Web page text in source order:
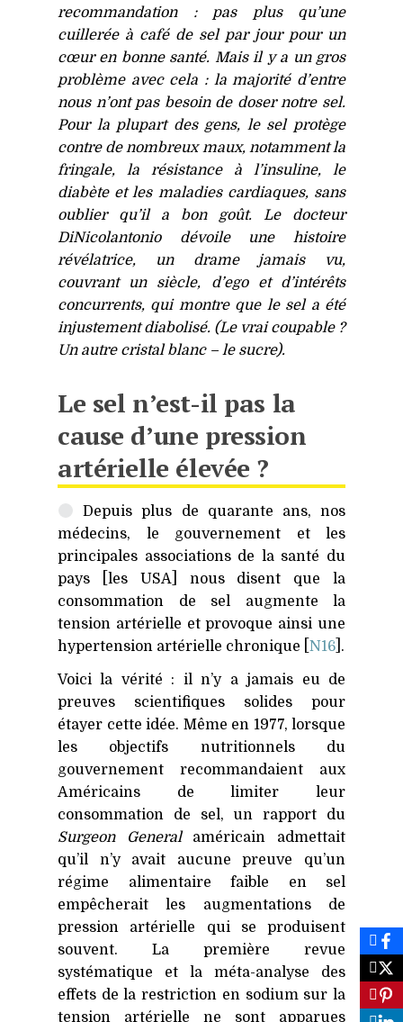
recommandation : pas plus qu’une
cuillerée à café de sel par jour pour un
cœur en bonne santé. Mais il y a un gros
problème avec cela : la majorité d’entre
nous n’ont pas besoin de doser notre sel.
Pour la plupart des gens, le sel protège
contre de nombreux maux, notamment la
fringale, la résistance à l’insuline, le
diabète et les maladies cardiaques, sans
oublier qu’il a bon goût. Le docteur
DiNicolantonio dévoile une histoire
révélatrice, un drame jamais vu,
couvrant un siècle, d’ego et d’intérêts
concurrents, qui montre que le sel a été
injustement diabolisé. (Le vrai coupable ?
Un autre cristal blanc – le sucre).
Le sel n’est-il pas la
cause d’une pression
artérielle élevée ?
Depuis plus de quarante ans, nos
médecins, le gouvernement et les
principales associations de la santé du
pays [les
USA] nous disent que la
consommation de sel augmente la
tension artérielle et provoque ainsi une
hypertension artérielle chronique [ N16 ].
Voici la vérité : il n’y a jamais eu de
preuves scientifiques solides pour
étayer cette idée. Même en 1977, lorsque
les objectifs nutritionnels du
gouvernement recommandaient aux
Américains de limiter leur
consommation de sel, un rapport du
Surgeon Generalaméricain admettait
qu’il n’y avait aucune preuve qu’un
régime alimentaire faible en sel
empêcherait les augmentations de
pression artérielle qui se produisent
souvent. La première revue
systématique et la méta-analyse des
effets de la restriction en sodium sur la
tension artérielle ne sont apparues